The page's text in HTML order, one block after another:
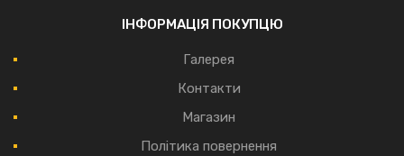
ІНФОРМАЦІЯ ПОКУПЦЮ
Галерея
Контакти
Магазин
Політика повернення